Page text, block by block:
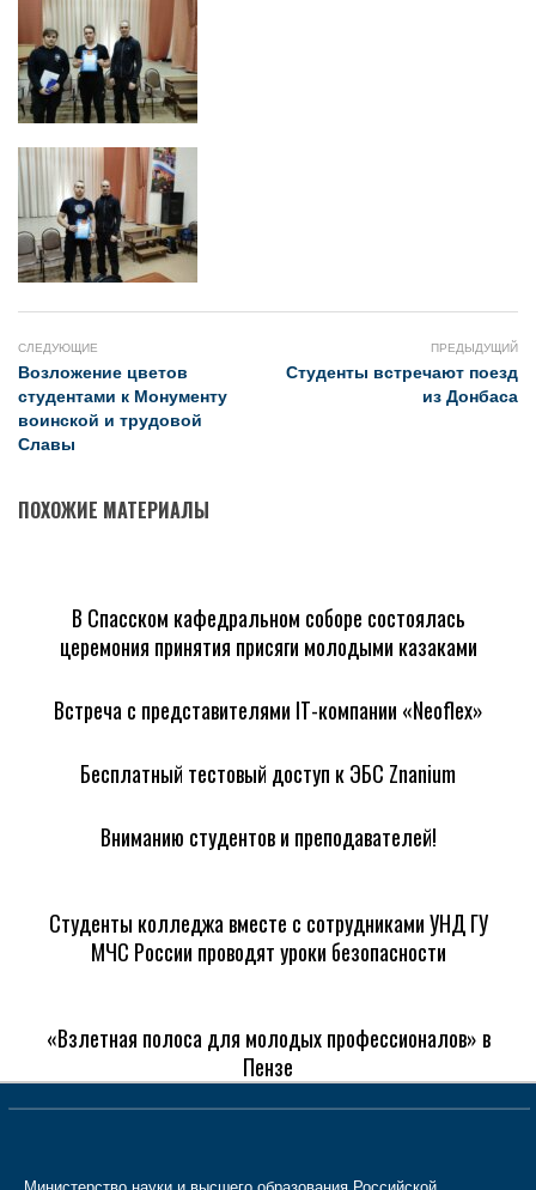
СЛЕДУЮЩИЕ
Возложение цветов
студентами к Монументу
воинской и трудовой
Славы
ПРЕДЫДУЩИЙ
Студенты встречают поезд
из Донбаса
ПОХОЖИЕ МАТЕРИАЛЫ
В Спасском кафедральном соборе состоялась
церемония принятия присяги молодыми казаками
Встреча с представителями IТ-компании «Neoflex»
Бесплатный тестовый доступ к ЭБС Znanium
Вниманию студентов и преподавателей!
Студенты колледжа вместе с сотрудниками УНД ГУ
МЧС России проводят уроки безопасности
«Взлетная полоса для молодых профессионалов» в
Пензе